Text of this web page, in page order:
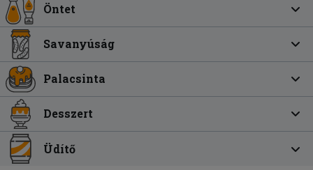
Öntet
Savanyúság
Palacsinta
Desszert
Üdítő